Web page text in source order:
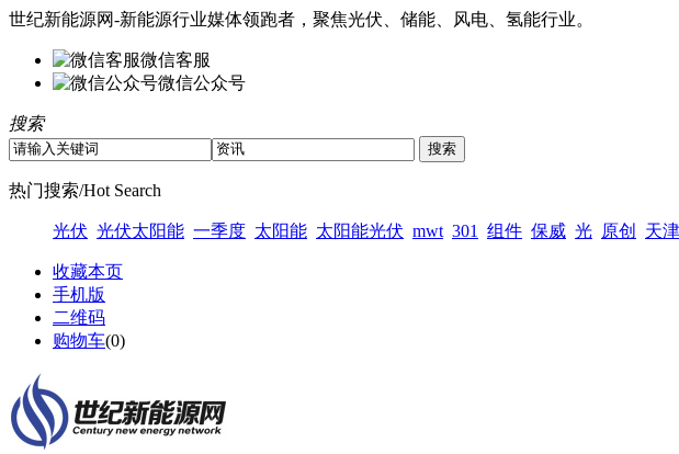
世纪新能源网-新能源行业媒体领跑者，聚焦光伏、储能、风电、氢能行业。
微信客服
微信公众号
搜索
热门搜索/Hot Search
光伏 光伏太阳能 一季度 太阳能 太阳能光伏 mwt 301 组件 保威 光 原创 天津
收藏本页
手机版
二维码
购物车(0)